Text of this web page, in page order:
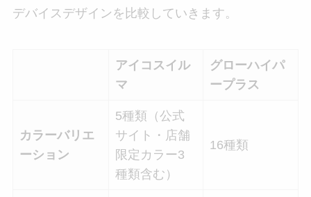
デバイスデザインを比較していきます。
アイコスイル
マ
グローハイパ
ープラス
カラーバリエ
ーション
5種類（公式
サイト・店舗
限定カラー3
種類含む）
16種類